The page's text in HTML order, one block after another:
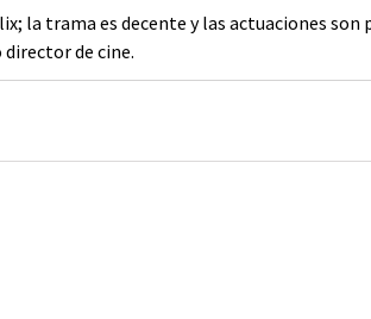
la trama es decente y las actuaciones son
de cine.